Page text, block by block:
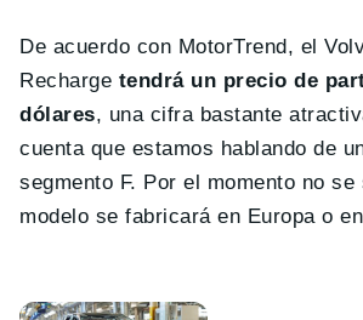
De acuerdo con MotorTrend, el
Recharge tendrá un precio de
dólares, una cifra bastante
cuenta que estamos hablando de
segmento F. Por el momento no se
modelo se fabricará en Europa o